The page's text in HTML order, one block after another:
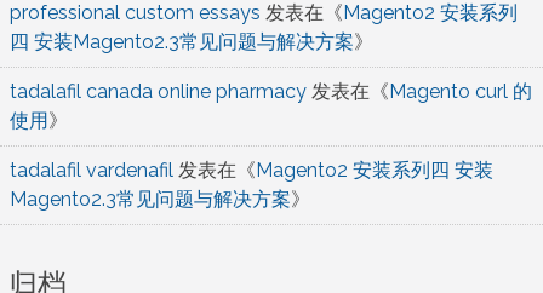
professional custom essays 发表在《Magento2 安装系列
四 安装Magento2.3常见问题与解决方案》
tadalafil canada online pharmacy 发表在《Magento curl 的
使用》
tadalafil vardenafil 发表在《Magento2 安装系列四 安装
Magento2.3常见问题与解决方案》
归档